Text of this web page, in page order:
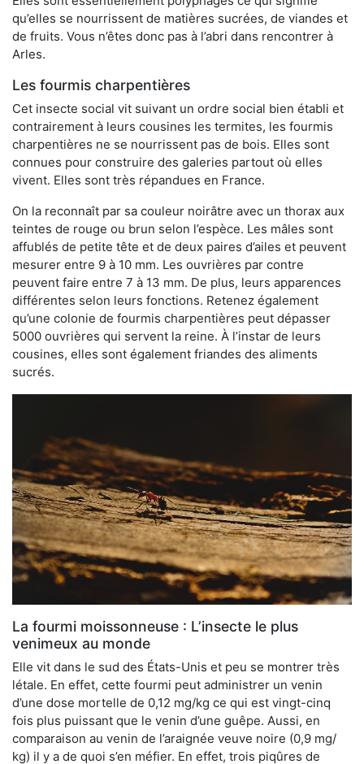
qu’elles se nourrissent de matières sucrées, de viandes et
de fruits. Vous n’êtes donc pas à l’abri dans rencontrer à
Arles.
Les fourmis charpentières
Cet insecte social vit suivant un ordre social bien établi et
contrairement à leurs cousines les termites, les fourmis
charpentières ne se nourrissent pas de bois. Elles sont
connues pour construire des galeries partout où elles
vivent. Elles sont très répandues en France.
On la reconnaît par sa couleur noirâtre avec un thorax aux
teintes de rouge ou brun selon l’espèce. Les mâles sont
affublés de petite tête et de deux paires d’ailes et peuvent
mesurer entre 9 à 10 mm. Les ouvrières par contre
peuvent faire entre 7 à 13 mm. De plus, leurs apparences
différentes selon leurs fonctions. Retenez également
qu’une colonie de fourmis charpentières peut dépasser
5000 ouvrières qui servent la reine. À l’instar de leurs
cousines, elles sont également friandes des aliments
sucrés.
La fourmi moissonneuse : L’insecte le plus
venimeux au monde
Elle vit dans le sud des États-Unis et peu se montrer très
létale. En effet, cette fourmi peut administrer un venin
d’une dose mortelle de 0,12 mg/kg ce qui est vingt-cinq
fois plus puissant que le venin d’une guêpe. Aussi, en
comparaison au venin de l’araignée veuve noire (0,9 mg/
kg) il y a de quoi s’en méfier. En effet, trois piqûres de